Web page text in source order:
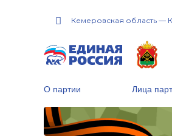
Кемеровская область —
О партии Лица